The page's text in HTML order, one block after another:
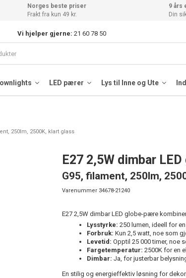
Norges beste priser
Frakt fra kun 49 kr.
9 års
Din
Vi hjelper gjerne: 21 60 78 50
LED pærer Lys til Inne og Ute
250lm, 2500K, klart glass
E27 2,5W dimbar
G95, filament, 250lm,
Varenummer 34678-21240
E27 2,5W dimbar LED globe-pære
Lysstyrke: 250 lumen, ideell for
Forbruk: Kun 2,5 watt, noe som
Levetid: Opptil 25 000 timer, noe
Fargetemperatur: 2500K for en
Dimbar: Ja, for justerbar
En stilig og energieffektiv løsning for